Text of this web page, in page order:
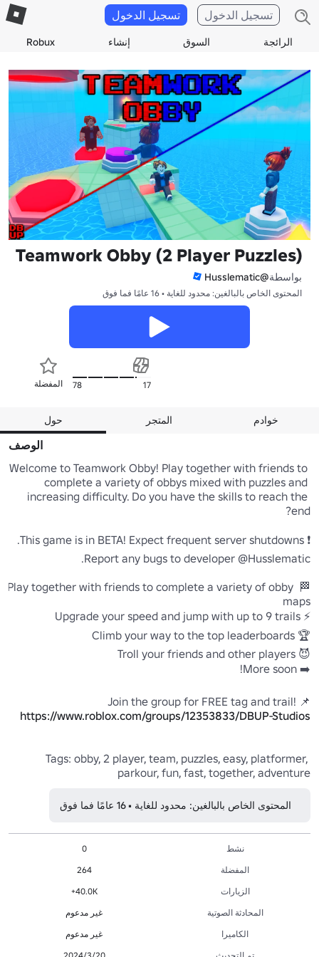
الرائجة السوق إنشاء Robux
تسجيل الدخول تسجيل الدخول
Teamwork Obby (2 Player Puzzles)
بواسطة@Husslematic
المحتوى الخاص بالبالغين: محدود للغاية • 16 عامًا فما فوق
المفضلة 78 17
حول المتجر خوادم
الوصف
Welcome to Teamwork Obby! Play together with friends to
complete a variety of obbys mixed with puzzles and
increasing difficulty. Do you have the skills to reach the
🏁 Play together with friends to complete a variety of obby
📌Join the group for FREE tag and trail!
https://www.roblox.com/groups/12353833/DBUP-Studios
Tags: obby, 2 player, team, puzzles, easy, platformer,
parkour, fun, fast, together, adventure
المحتوى الخاص بالبالغين: محدود للغاية • 16 عامًا فما فوق
نشط
0
المفضلة
264
الزيارات
40.0K+
المحادثة الصوتية
غير مدعوم
الكاميرا
غير مدعوم
تم التحديث
20‏/3‏/2024